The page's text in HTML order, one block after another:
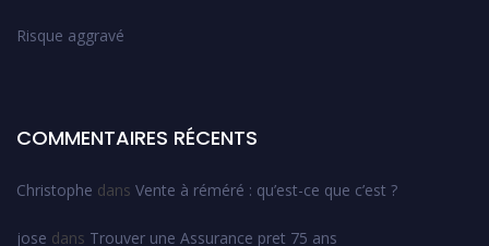
Risque aggravé
COMMENTAIRES RÉCENTS
Christophe dans Vente à réméré : qu’est-ce que c’est ?
jose dans Trouver une Assurance pret 75 ans